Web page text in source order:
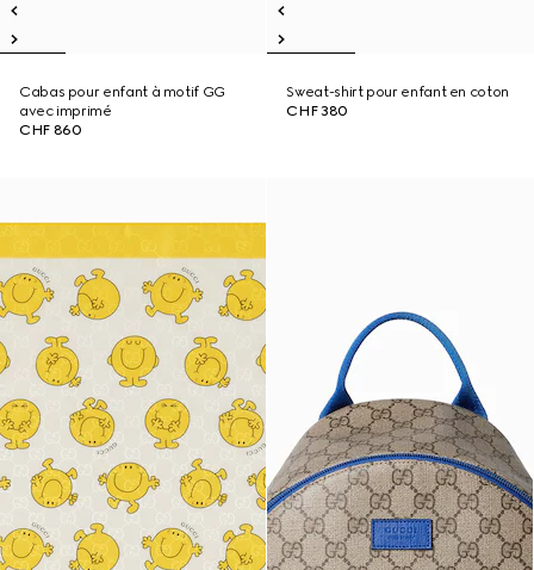
Cabas pour enfant à motif GG
avec imprimé
CHF 860
Sweat-shirt pour enfant en coton
CHF 380